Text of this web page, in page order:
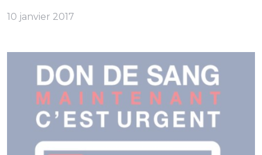
10 janvier 2017